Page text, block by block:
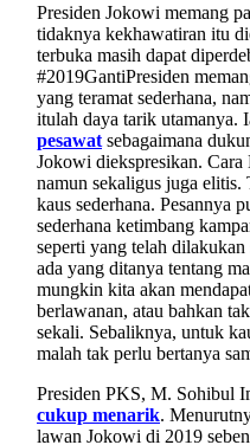
Presiden Jokowi memang
tidaknya kekhawatiran itu
terbuka masih dapat
#2019GantiPresiden
yang teramat sederhana,
itulah daya tarik utamanya.
pesawat sebagaimana
Jokowi diekspresikan. Cara
namun sekaligus juga
kaus sederhana. Pesannya
sederhana ketimbang
seperti yang telah
ada yang ditanya tentang
mungkin kita akan
berlawanan, atau bahkan
sekali. Sebaliknya, untuk
malah tak perlu bertanya
Presiden PKS, M. Sohibul
cukup menarik.
lawan Jokowi di 2019